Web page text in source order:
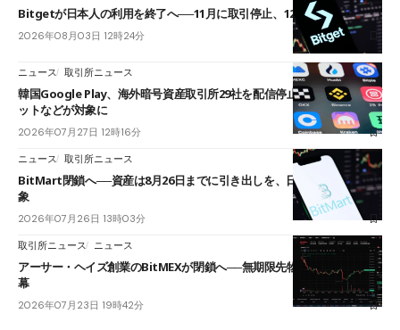
Bitgetが日本人の利用を終了へ──11月に取引停止、12月末に強制決済
2026年08月03日 12時24分
ニュース 取引所ニュース
韓国Google Play、海外暗号資産取引所29社を配信停止──OKXやバイビ
ットなどが対象に
2026年07月27日 12時16分
ニュース 取引所ニュース
BitMart閉鎖へ──資産は8月26日までに引き出しを、日本人利用者も対
象
2026年07月26日 13時03分
取引所ニュース ニュース
アーサー・ヘイズ創業のBitMEXが閉鎖へ──無期限先物を生んだ11年に
幕
2026年07月23日 19時42分